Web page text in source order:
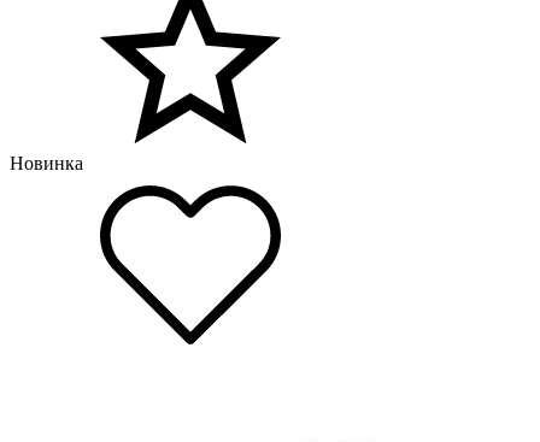
Новинка